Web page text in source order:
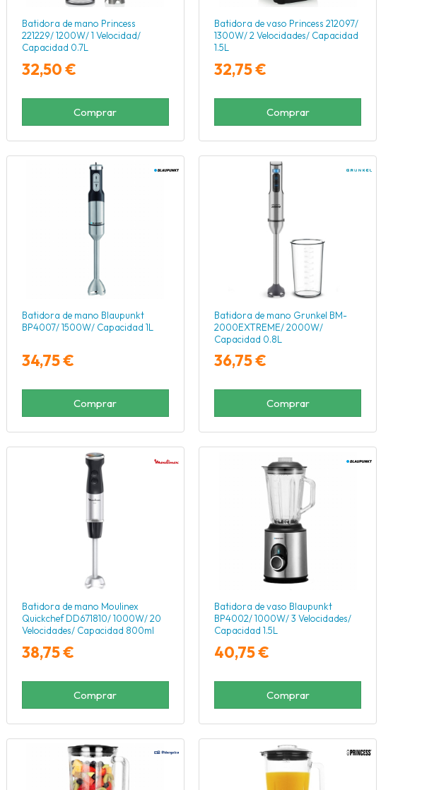
Batidora de mano Princess
221229/ 1200W/ 1 Velocidad/
Capacidad 0.7L
32,50 €
Comprar
Batidora de vaso Princess 212097/
1300W/ 2 Velocidades/ Capacidad
1.5L
32,75 €
Comprar
Batidora de mano Blaupunkt
BP4007/ 1500W/ Capacidad 1L
34,75 €
Comprar
Batidora de mano Grunkel BM-
2000EXTREME/ 2000W/
Capacidad 0.8L
36,75 €
Comprar
Batidora de mano Moulinex
Quickchef DD671810/ 1000W/ 20
Velocidades/ Capacidad 800ml
38,75 €
Comprar
Batidora de vaso Blaupunkt
BP4002/ 1000W/ 3 Velocidades/
Capacidad 1.5L
40,75 €
Comprar